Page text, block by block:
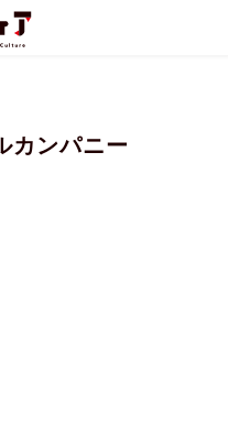
カンパニー